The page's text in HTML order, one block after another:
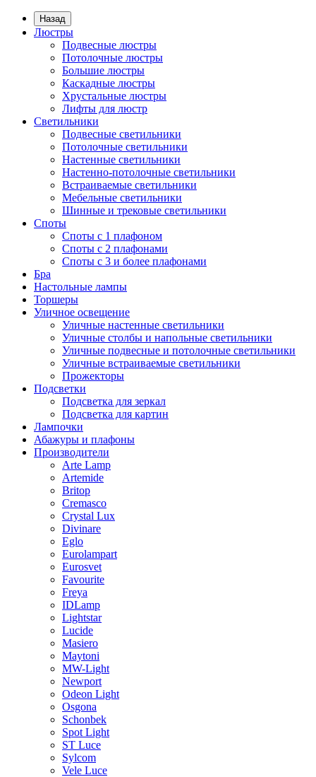
Назад
Люстры
Подвесные люстры
Потолочные люстры
Большие люстры
Каскадные люстры
Хрустальные люстры
Лифты для люстр
Светильники
Подвесные светильники
Потолочные светильники
Настенные светильники
Настенно-потолочные светильники
Встраиваемые светильники
Мебельные светильники
Шинные и трековые светильники
Споты
Споты с 1 плафоном
Споты с 2 плафонами
Споты с 3 и более плафонами
Бра
Настольные лампы
Торшеры
Уличное освещение
Уличные настенные светильники
Уличные столбы и напольные светильники
Уличные подвесные и потолочные светильники
Уличные встраиваемые светильники
Прожекторы
Подсветки
Подсветка для зеркал
Подсветка для картин
Лампочки
Абажуры и плафоны
Производители
Arte Lamp
Artemide
Britop
Cremasco
Crystal Lux
Divinare
Eglo
Eurolampart
Eurosvet
Favourite
Freya
IDLamp
Lightstar
Lucide
Masiero
Maytoni
MW-Light
Newport
Odeon Light
Osgona
Schonbek
Spot Light
ST Luce
Sylcom
Vele Luce